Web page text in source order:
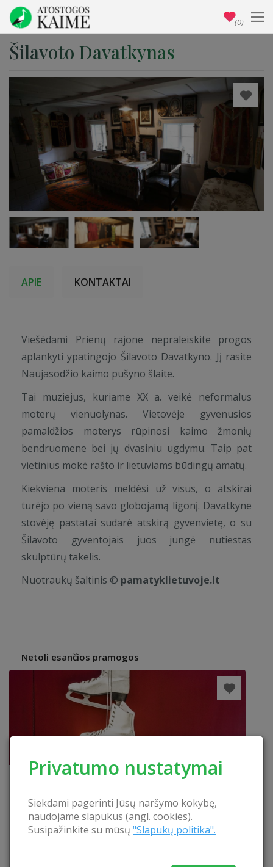
Privatumo nustatymai
Siekdami pagerinti Jūsų naršymo kokybę,
naudojame slapukus (angl. cookies).
Susipažinkite su mūsų "Slapukų politika".
Šilavoto Davatkynas
APIE KONTAKTAI
Viešėdami Prienų rajone nepraleiskite progos
aplankyti ypatingojo Šilavoto Davatkyno. Jį rasite
Naujasodžio kaimo pušyno šlaite.
Tai muziejus, kuriame XX a. veikė neformalus
moterų vienuolynas. Vietovėje gyvenusios
pamaldžios moterys rūpinosi kaimo žmonių
bendruomene bei jų dvasiniu ugdymu. Taip pat
vietinius mokė rašto ir lietuviams būdingų amatų.
Kiekviena moteris meldėsi už visus, o atskirai
turėjo po vieną savo globojamą ligonį. Davatkyne
stovėję pastatai sudarė atskirą gyvenvietę, o su
Šilavoto gyventojais juos jungė nutiestas
skulptūrų takelis.
Nuotraukų šaltinis © pamatyklietuvoje.lt
Netoli esančios pramogos
(0)